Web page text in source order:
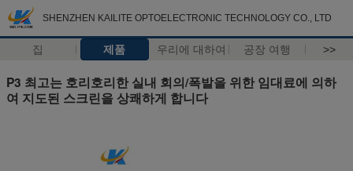
SHENZHEN KAILITE OPTOELECTRONIC TECHNOLOGY CO., LTD
집 제품 우리에 대하여 공장 여행 >>
P3 최고는 호리호리한 실내 회의/폭발을 위한 임대료에 의하
여 지도된 스크린을 상쾌하게 합니다